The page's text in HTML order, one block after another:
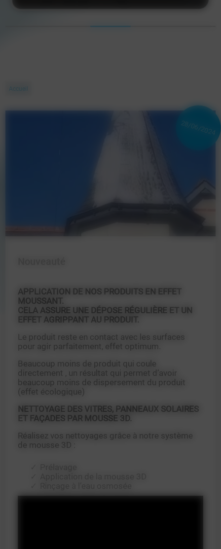
28/06/2024
APPLICATION DE NOS PRODUITS EN EFFET
MOUSSANT.
CELA ASSURE UNE DÉPOSE RÉGULIÈRE ET UN
EFFET AGRIPPANT AU PRODUIT.
Le produit reste en contact avec les surfaces
pour agir parfaitement, effet optimum.
Beaucoup moins de produit qui coule
directement , un résultat qui permet d’avoir
beaucoup moins de dispersement du produit
(effet écologique)
NETTOYAGE DES VITRES, PANNEAUX SOLAIRES
ET FAÇADES PAR MOUSSE 3D.
Réalisez vos nettoyages grâce à notre système
de mousse 3D :